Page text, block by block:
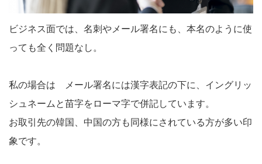
ビジネス面では、名刺やメール署名にも、本名のように使
っても全く問題なし。
私の場合は メール署名には漢字表記の下に、イングリッ
シュネームと苗字をローマ字で併記しています。
お取引先の韓国、中国の方も同様にされている方が多い印
象です。